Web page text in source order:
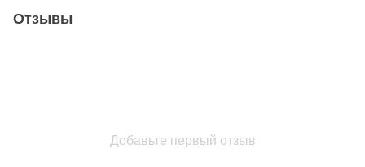
Отзывы
Добавьте первый отзыв